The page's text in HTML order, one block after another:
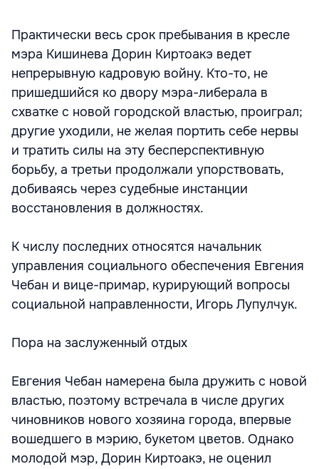
Практически весь срок пребывания в кресле
мэра Кишинева Дорин Киртоакэ ведет
непрерывную кадровую войну. Кто-то, не
пришедшийся ко двору мэра-либерала в
схватке с новой городской властью, проиграл;
другие уходили, не желая портить себе нервы
и тратить силы на эту бесперспективную
борьбу, а третьи продолжали упорствовать,
добиваясь через судебные инстанции
восстановления в должностях.
К числу последних относятся начальник
управления социального обеспечения Евгения
Чебан и вице-примар, курирующий вопросы
социальной направленности, Игорь Лупулчук.
Пора на заслуженный отдых
Евгения Чебан намерена была дружить с новой
властью, поэтому встречала в числе других
чиновников нового хозяина города, впервые
вошедшего в мэрию, букетом цветов. Однако
молодой мэр, Дорин Киртоакэ, не оценил